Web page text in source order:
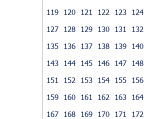
119
120 121 122 123 124
127
128 129 130 131 132
135
136 137 138 139 140
143
144 145 146 147 148
151
152 153 154 155 156
159
160 161 162 163 164
167
168 169 170 171 172